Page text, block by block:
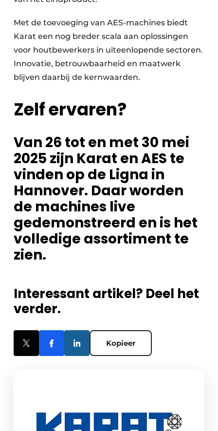
Met de toevoeging van AES-machines biedt
Karat een nog breder scala aan oplossingen
voor houtbewerkers in uiteenlopende sectoren.
Innovatie, betrouwbaarheid en maatwerk
blijven daarbij de kernwaarden.
Zelf ervaren?
Van 26 tot en met 30 mei
2025 zijn Karat en AES te
vinden op de Ligna in
Hannover. Daar worden
de machines live
gedemonstreerd en is het
volledige assortiment te
zien.
Interessant artikel? Deel het
verder.
Kopieer